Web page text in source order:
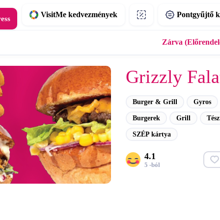
VisitMe kedvezmények Pontgyűjtő
Zárva
Grizzly
Burger & Grill Gyros
Burgerek Grill
SZÉP kártya
4.1
5 -ból